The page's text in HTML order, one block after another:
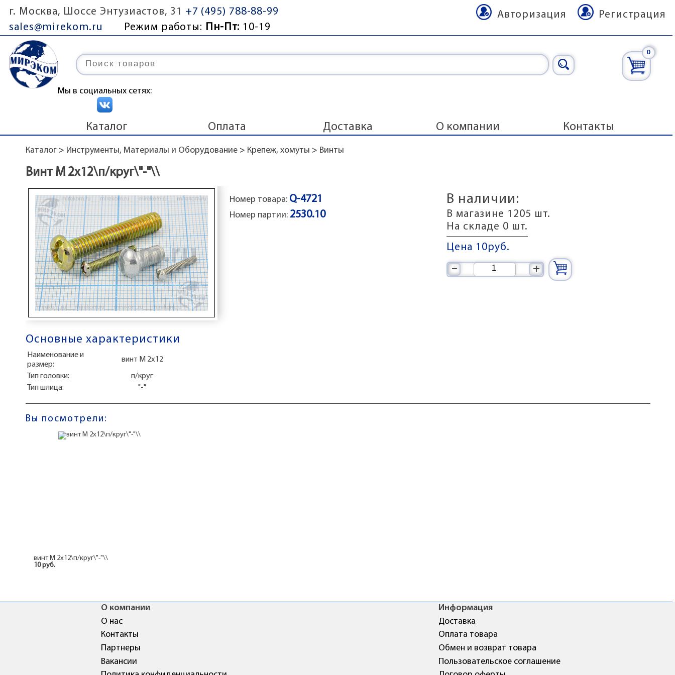
г. Москва, Шоссе Энтузиастов, 31
+7 (495) 788-88-99
sales@mirekom.ru
Режим работы: Пн-Пт: 10-19
Регистрация
Авторизация
Мы в социальных сетях:
0
Каталог Оплата Доставка О компании Контакты
Каталог> Инструменты, Материалы и Оборудование> Крепеж, хомуты > Винты
Винт М 2x12\п/круг\"-"\\
Номер товара: Q-4721
Номер партии: 2530.10
В наличии:
В магазине 1205 шт.
На складе 0 шт.
Цена 10руб.
+
–
Основные характеристики
Наименование и
размер:
винт М 2x12
Тип головки:
п/круг
Тип шлица:
"-"
Вы посмотрели:
винт М 2x12\п/круг\"-"\\
10 руб.
О компании
О нас
Контакты
Партнеры
Вакансии
Информация
Доставка
Оплата товара
Обмен и возврат товара
Пользовательское соглашение